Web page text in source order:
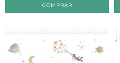
COMPRAR